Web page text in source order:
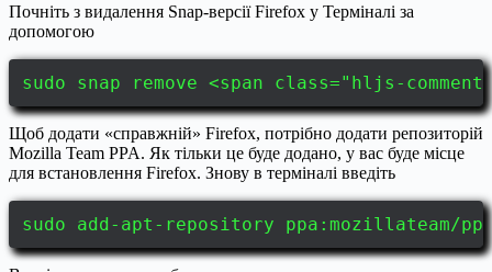
Почніть з видалення Snap-версії Firefox у Терміналі за
допомогою
sudo snap remove <span class="hljs-
Щоб додати «справжній» Firefox, потрібно додати репозиторій
Mozilla Team PPA. Як тільки це буде додано, у вас буде місце
для встановлення Firefox. Знову в терміналі введіть
sudo add-apt-repository ppa:mozillateam/